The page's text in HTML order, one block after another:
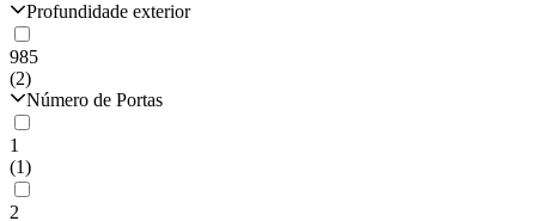
Profundidade exterior
985
(2)
Número de Portas
1
(1)
2